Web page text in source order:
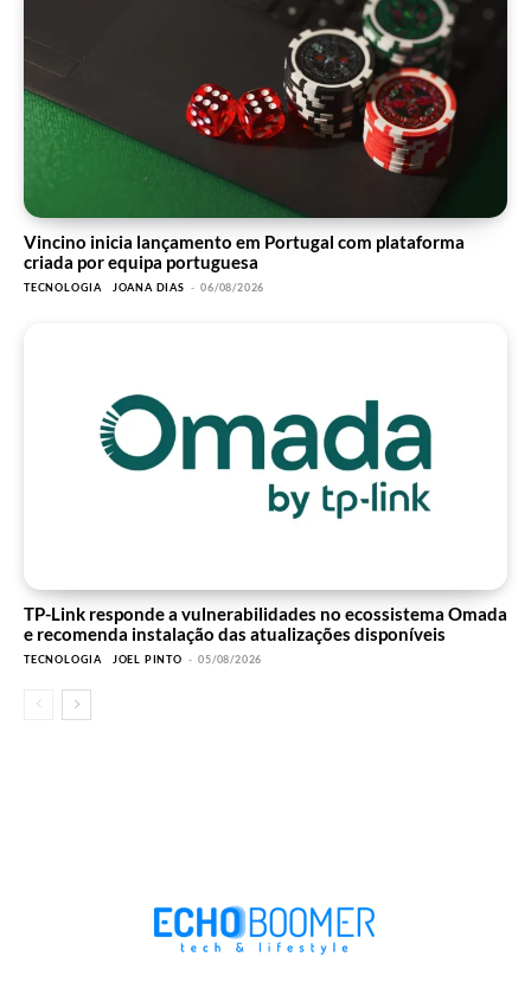
Vincino inicia lançamento em Portugal com plataforma
criada por equipa portuguesa
TECNOLOGIA JOANA DIAS - 06/08/2026
TP-Link responde a vulnerabilidades no ecossistema Omada
e recomenda instalação das atualizações disponíveis
TECNOLOGIA JOEL PINTO - 05/08/2026